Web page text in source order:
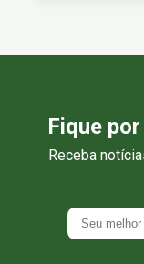
Fique
Receba